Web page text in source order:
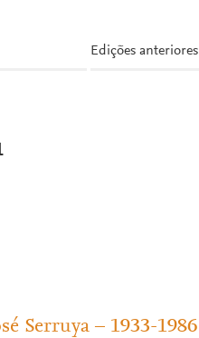
Edições anteriores
Serruya – 1933-1986